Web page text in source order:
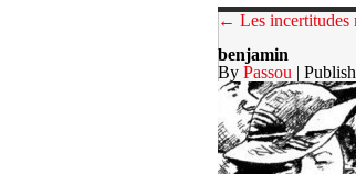
← Les incertitudes
benjamin
By Passou |